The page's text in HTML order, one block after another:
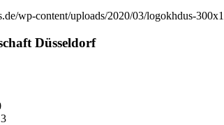
wp-content/uploads/2020/03/logokhdus-
Düsseldorf